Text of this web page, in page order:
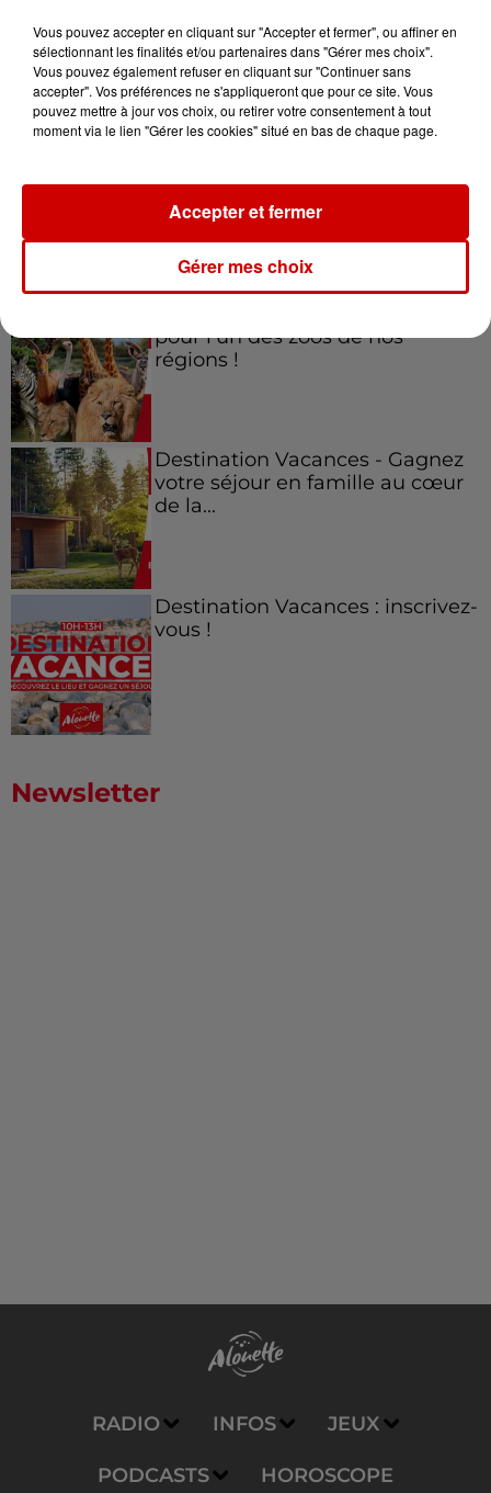
Jeux Voir plus
festival Marché Gourmand 2026
à Coulon !
pour l'un des zoos de nos
régions !
Destination Vacances - Gagnez
votre séjour en famille au cœur
de la...
Destination Vacances : inscrivez-
vous !
Newsletter
RADIO INFOS JEUX
PODCASTS HOROSCOPE
Vous pouvez accepter en cliquant sur "Accepter et fermer", ou affiner en
sélectionnant les finalités et/ou partenaires dans "Gérer mes choix".
Vous pouvez également refuser en cliquant sur "Continuer sans
accepter". Vos préférences ne s'appliqueront que pour ce site. Vous
pouvez mettre à jour vos choix, ou retirer votre consentement à tout
moment via le lien "Gérer les cookies" situé en bas de chaque page.
Gérer mes choix
Accepter et fermer